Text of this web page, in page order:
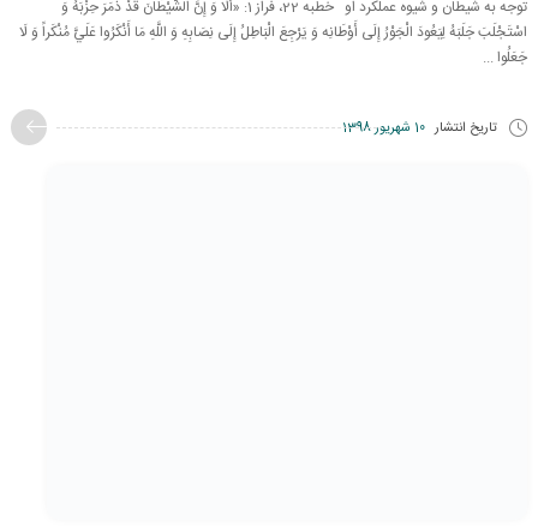
توجه به شیطان و شیوه عملکرد او خطبه 22، فراز 1: «أَلَا وَ إِنَّ الشَّيْطَانَ قَدْ ذَمَرَ حِزْبَهُ وَ
اسْتَجْلَبَ جَلَبَهُ لِيَعُودَ الْجَوْرُ إِلَى أَوْطَانِه‏ وَ يَرْجِعَ الْبَاطِلُ إِلَى نِصَابِهِ وَ اللَّهِ مَا أَنْكَرُوا عَلَيَّ مُنْكَراً وَ لَا
جَعَلُوا ...
تاریخ انتشار 10 شهریور 1398